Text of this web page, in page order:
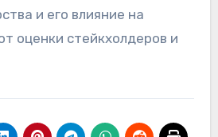
и его влияние на
оценки стейкхолдеров и